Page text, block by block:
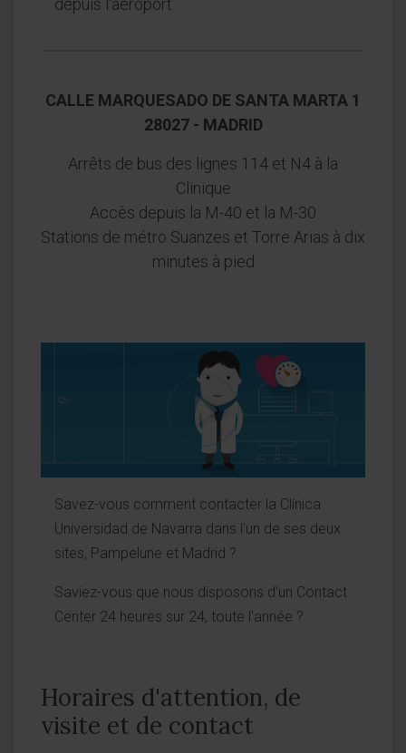
depuis l'aéroport
CALLE MARQUESADO DE SANTA MARTA 1
28027 - MADRID
Arrêts de bus des lignes 114 et N4 à la
Clinique
Accès depuis la M-40 et la M-30
Stations de métro Suanzes et Torre Arias à dix
minutes à pied
Savez-vous comment contacter la Clínica
Universidad de Navarra dans l'un de ses deux
sites, Pampelune et Madrid ?
Saviez-vous que nous disposons d'un Contact
Center 24 heures sur 24, toute l'année ?
Horaires d'attention, de
visite et de contact